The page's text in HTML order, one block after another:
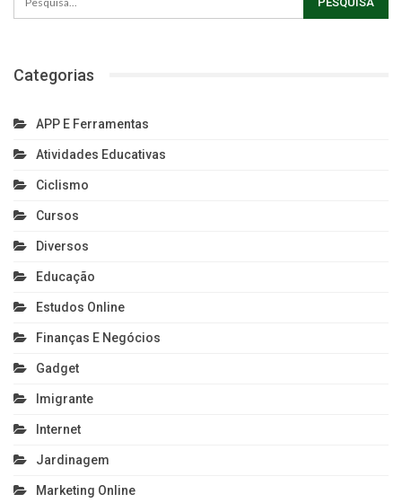
Categorias
APP E Ferramentas
Atividades Educativas
Ciclismo
Cursos
Diversos
Educação
Estudos Online
Finanças E Negócios
Gadget
Imigrante
Internet
Jardinagem
Marketing Online